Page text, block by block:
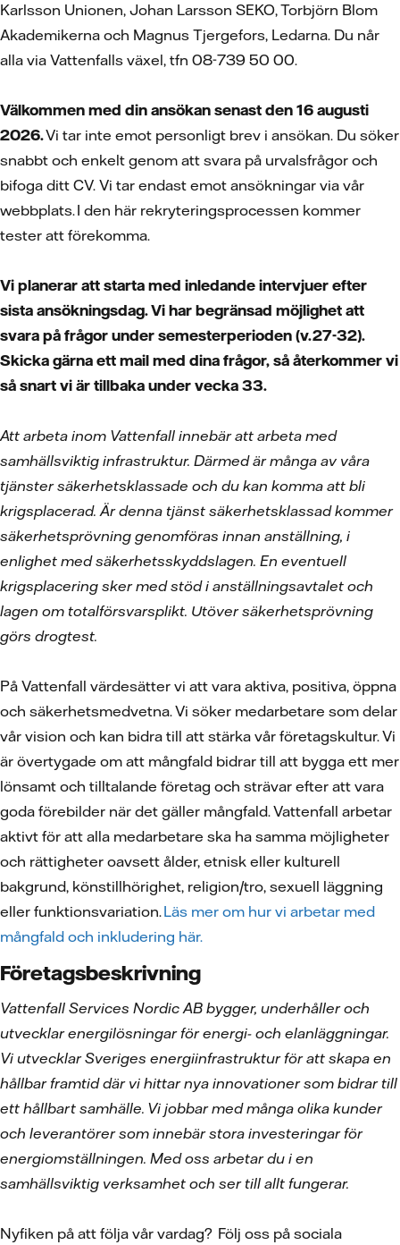
Karlsson Unionen, Johan Larsson SEKO, Torbjörn Blom
Akademikerna och Magnus Tjergefors, Ledarna. Du når
alla via Vattenfalls växel, tfn 08-739 50 00.
Välkommen med din ansökan senast den 16 augusti
2026.Vi tar inte emot personligt brev i ansökan. Du söker
snabbt och enkelt genom att svara på urvalsfrågor och
bifoga ditt CV. Vi tar endast emot ansökningar via vår
webbplats. I den här rekryteringsprocessen kommer
tester att förekomma.
Vi planerar att starta med inledande intervjuer efter
sista ansökningsdag. Vi har begränsad möjlighet att
svara på frågor under semesterperioden (v.27-32).
Skicka gärna ett mail med dina frågor, så återkommer vi
så snart vi är tillbaka under vecka 33.
Att arbeta inom Vattenfall innebär att arbeta med
samhällsviktig infrastruktur. Därmed är många av våra
tjänster säkerhetsklassade och du kan komma att bli
krigsplacerad. Är denna tjänst säkerhetsklassad kommer
säkerhetsprövning genomföras innan anställning, i
enlighet med säkerhetsskyddslagen. En eventuell
krigsplacering sker med stöd i anställningsavtalet och
lagen om totalförsvarsplikt. Utöver säkerhetsprövning
görs drogtest.
På Vattenfall värdesätter vi att vara aktiva, positiva, öppna
och säkerhetsmedvetna. Vi söker medarbetare som delar
vår vision och kan bidra till att stärka vår företagskultur. Vi
är övertygade om att mångfald bidrar till att bygga ett mer
lönsamt och tilltalande företag och strävar efter att vara
goda förebilder när det gäller mångfald. Vattenfall arbetar
aktivt för att alla medarbetare ska ha samma möjligheter
och rättigheter oavsett ålder, etnisk eller kulturell
bakgrund, könstillhörighet, religion/tro, sexuell läggning
eller funktionsvariation.Läs mer om hur vi arbetar med
mångfald och inkludering här.
Företagsbeskrivning
Vattenfall Services Nordic AB bygger, underhåller och
utvecklar energilösningar för energi- och elanläggningar.
Vi utvecklar Sveriges energiinfrastruktur för att skapa en
hållbar framtid där vi hittar nya innovationer som bidrar till
ett hållbart samhälle. Vi jobbar med många olika kunder
och leverantörer som innebär stora investeringar för
energiomställningen. Med oss arbetar du i en
samhällsviktig verksamhet och ser till allt fungerar.
Nyfiken på att följa vår vardag? Följ oss på sociala